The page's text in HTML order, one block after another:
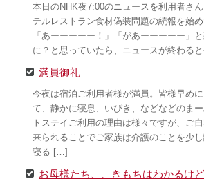
本日のNHK夜7:00のニュースを利用者さ
テルレストラン食材偽装問題の続報を始め
「あーーーーー！」「があーーーーー」
に？と思っていたら、ニュースが終わる
満員御礼
今夜は宿泊ご利用者様が満員。皆様早め
て、静かに寝息、いびき、などなどのま
トステイご利用の理由は様々ですが、ご
来られることでご家族は介護のことを少
寝る […]
お母様たち、、きもちはわかるけど